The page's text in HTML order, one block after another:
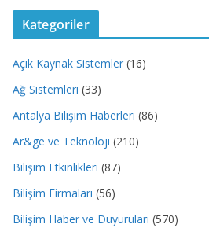
Kategoriler
Açık Kaynak Sistemler (16)
Ağ Sistemleri (33)
Antalya Bilişim Haberleri (86)
Ar&ge ve Teknoloji (210)
Bilişim Etkinlikleri (87)
Bilişim Firmaları (56)
Bilişim Haber ve Duyuruları (570)